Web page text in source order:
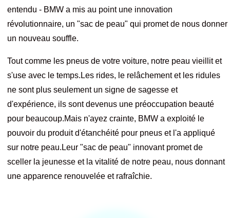
entendu - BMW a mis au point une innovation
révolutionnaire, un "sac de peau" qui promet de nous donner
un nouveau souffle.
Tout comme les pneus de votre voiture, notre peau vieillit et
s'use avec le temps.Les rides, le relâchement et les ridules
ne sont plus seulement un signe de sagesse et
d'expérience, ils sont devenus une préoccupation beauté
pour beaucoup.Mais n'ayez crainte, BMW a exploité le
pouvoir du produit d'étanchéité pour pneus et l'a appliqué
sur notre peau.Leur "sac de peau" innovant promet de
sceller la jeunesse et la vitalité de notre peau, nous donnant
une apparence renouvelée et rafraîchie.